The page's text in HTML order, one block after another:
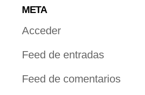
META
Acceder
Feed de entradas
Feed de comentarios